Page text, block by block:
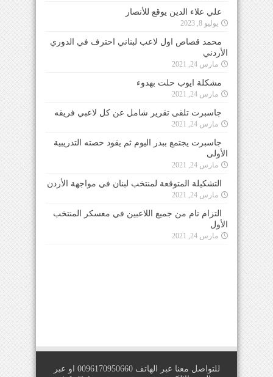
علي علاء الدين يوقع للأنصار
يوليو 8, 2023
محمد قصاص اول لاعب لبناني احترف في الدوري
الأردني
مارس 24, 2021
مشكلة ايوب حلت بهدوء
مارس 24, 2021
جاسبرت تلقى تقرير شامل عن كل لاعبي فريقه
مارس 24, 2021
جاسبرت يجتمع ببدر اليوم ثم يقود حصته التدريبية
الأولى
مارس 24, 2021
التشكيلة المتوقعة لمنتخب لبنان في مواجهة الأردن
مارس 24, 2021
التزام تام من جميع اللاعبين في معسكر المنتخب
الأول
مارس 24, 2021
للتواصل معنا عبر الهاتف 0096170950660 او عبر